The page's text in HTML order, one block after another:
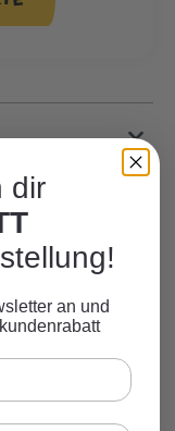
dir
an und